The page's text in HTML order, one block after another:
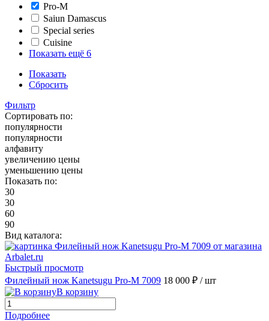
Pro-M
Saiun Damascus
Special series
Cuisine
Показать ещё 6
Показать
Сбросить
Фильтр
Сортировать по:
популярности
популярности
алфавиту
увеличению цены
уменьшению цены
Показать по:
30
30
60
90
Вид каталога:
Быстрый просмотр
Филейный нож Kanetsugu Pro-M 7009 18 000 ₽ / шт
В корзину
Подробнее